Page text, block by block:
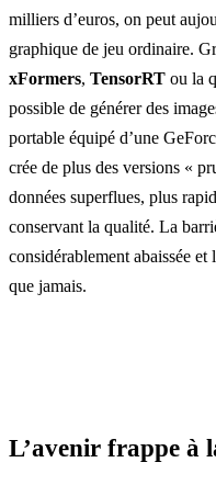
milliers d’euros, on peut
graphique de jeu ordinaire.
xFormers, TensorRT ou la
possible de générer des
portable équipé d’une
crée de plus des versions «
données superflues, plus
conservant la qualité. La
considérablement abaissée
que jamais.
L’avenir frappe à